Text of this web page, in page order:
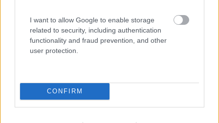
I want to allow Google to enable storage
related to security, including authentication
functionality and fraud prevention, and other
user protection.
CONFIRM
(6)
Campeggio Lamaforca
Carovigno(BR)